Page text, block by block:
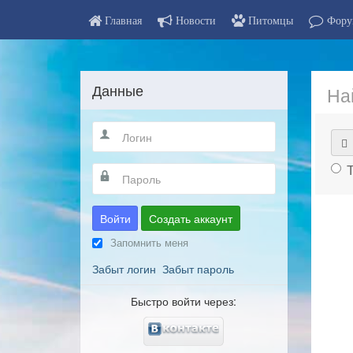
Главная Новости Питомцы
Данные
Войти Создать аккаунт
Запомнить меня
Забыт логин Забыт пароль
Быстро войти через: